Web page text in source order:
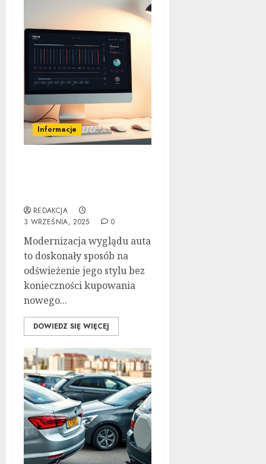
Informacje
REDAKCJA
3 WRZEŚNIA, 2025
0
Modernizacja wyglądu auta
to doskonały sposób na
odświeżenie jego stylu bez
konieczności kupowania
nowego...
DOWIEDZ SIĘ WIĘCEJ